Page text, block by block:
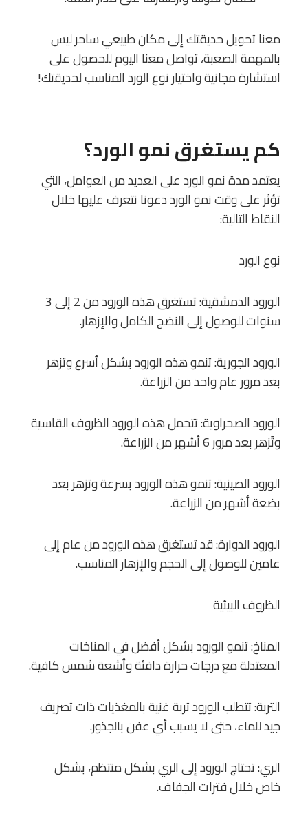
معنا تحويل حديقتك إلى مكان طبيعي ساحر ليس
بالمهمة الصعبة، تواصل معنا اليوم للحصول على
استشارة مجانية واختيار نوع الورد المناسب لحديقتك!
كم يستغرق نمو الورد؟
يعتمد مدة نمو الورد على العديد من العوامل، التي
تؤثر على وقت نمو الورد دعونا نتعرف عليها خلال
النقاط التالية:
نوع الورد
الورود الدمشقية: تستغرق هذه الورود من 2 إلى 3
سنوات للوصول إلى النضج الكامل والإزهار.
الورود الجورية: تنمو هذه الورود بشكل أسرع وتزهر
بعد مرور عام واحد من الزراعة.
الورود الصحراوية: تتحمل هذه الورود الظروف القاسية
وتُزهر بعد مرور 6 أشهر من الزراعة.
الورود الصينية: تنمو هذه الورود بسرعة وتزهر بعد
بضعة أشهر من الزراعة.
الورود الدوارة: قد تستغرق هذه الورود من عام إلى
عامين للوصول إلى الحجم والإزهار المناسب.
الظروف البيئية
المناخ: تنمو الورود بشكل أفضل في المناخات
المعتدلة مع درجات حرارة دافئة وأشعة شمس كافية.
التربة: تتطلب الورود تربة غنية بالمغذيات ذات تصريف
جيد للماء، حتى لا يسبب أي عفن بالجذور.
الري: تحتاج الورود إلى الري بشكل منتظم، بشكل
خاص خلال فترات الجفاف.